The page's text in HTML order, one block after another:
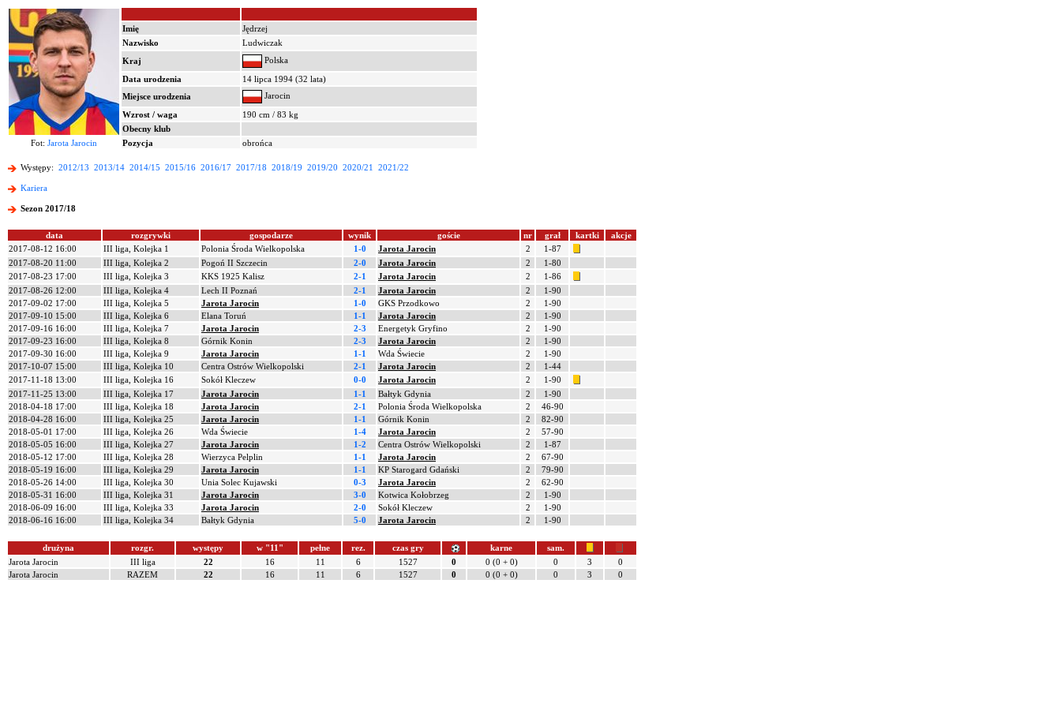
Imię
Jędrzej
Nazwisko
Ludwiczak
Kraj
Polska
Data urodzenia
14 lipca 1994 (32 lata)
Miejsce urodzenia
Jarocin
Wzrost / waga
190 cm / 83 kg
Obecny klub
Fot: Jarota Jarocin Pozycja obrońca
Występy: 2012/13 2013/14 2014/15 2015/16 2016/17 2017/18 2018/19 2019/20 2020/21 2021/22
Kariera
Sezon 2017/18
data rozgrywki gospodarze wynik goście nr grał kartki
akcje
2017-08-12 16:00
III liga, Kolejka 1 Polonia Środa Wielkopolska 1-0 Jarota Jarocin 2
1-87
2017-08-20 11:00
III liga, Kolejka 2 Pogoń II Szczecin 2-0 Jarota Jarocin 2
1-80
2017-08-23 17:00
III liga, Kolejka 3 KKS 1925 Kalisz 2-1 Jarota Jarocin 2
1-86
2017-08-26 12:00
III liga, Kolejka 4 Lech II Poznań 2-1 Jarota Jarocin 2
1-90
2017-09-02 17:00
III liga, Kolejka 5 Jarota Jarocin 1-0 GKS Przodkowo 2
1-90
2017-09-10 15:00
III liga, Kolejka 6 Elana Toruń 1-1 Jarota Jarocin 2
1-90
2017-09-16 16:00
III liga, Kolejka 7 Jarota Jarocin 2-3 Energetyk Gryfino 2
1-90
2017-09-23 16:00
III liga, Kolejka 8 Górnik Konin 2-3 Jarota Jarocin 2
1-90
2017-09-30 16:00
III liga, Kolejka 9 Jarota Jarocin 1-1 Wda Świecie 2
1-90
2017-10-07 15:00
III liga, Kolejka 10 Centra Ostrów Wielkopolski 2-1 Jarota Jarocin 2
1-44
2017-11-18 13:00
III liga, Kolejka 16 Sokół Kleczew 0-0 Jarota Jarocin 2
1-90
2017-11-25 13:00
III liga, Kolejka 17 Jarota Jarocin 1-1 Bałtyk Gdynia 2
1-90
2018-04-18 17:00
III liga, Kolejka 18 Jarota Jarocin 2-1 Polonia Środa Wielkopolska 2
46-90
2018-04-28 16:00
III liga, Kolejka 25 Jarota Jarocin 1-1 Górnik Konin 2
82-90
2018-05-01 17:00
III liga, Kolejka 26 Wda Świecie 1-4 Jarota Jarocin 2
57-90
2018-05-05 16:00
III liga, Kolejka 27 Jarota Jarocin 1-2 Centra Ostrów Wielkopolski 2
1-87
2018-05-12 17:00
III liga, Kolejka 28 Wierzyca Pelplin 1-1 Jarota Jarocin 2
67-90
2018-05-19 16:00
III liga, Kolejka 29 Jarota Jarocin 1-1 KP Starogard Gdański 2
79-90
2018-05-26 14:00
III liga, Kolejka 30 Unia Solec Kujawski 0-3 Jarota Jarocin 2
62-90
2018-05-31 16:00
III liga, Kolejka 31 Jarota Jarocin 3-0 Kotwica Kołobrzeg 2
1-90
2018-06-09 16:00
III liga, Kolejka 33 Jarota Jarocin 2-0 Sokół Kleczew 2
1-90
2018-06-16 16:00
III liga, Kolejka 34 Bałtyk Gdynia 5-0 Jarota Jarocin 2 1-90
drużyna rozgr. występy w "11" pełne rez. czas gry karne
sam.
Jarota Jarocin
III liga 22 16 11 6 1527 0 0 (0 + 0) 0 3
0
Jarota Jarocin
RAZEM 22 16 11 6 1527 0 0 (0 + 0) 0 3 0